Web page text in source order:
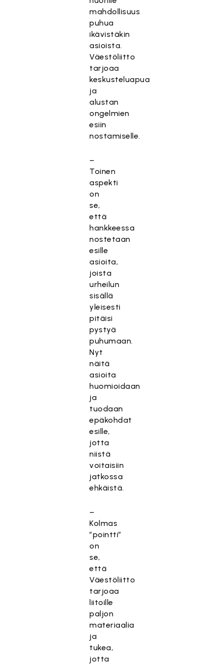
mahdollisuus
puhua
ikävistäkin
asioista.
Väestöliitto
tarjoaa
keskusteluapua
ja
alustan
ongelmien
esiin
nostamiselle.
–
Toinen
aspekti
on
se,
että
hankkeessa
nostetaan
esille
asioita,
joista
urheilun
sisällä
yleisesti
pitäisi
pystyä
puhumaan.
Nyt
näitä
asioita
huomioidaan
ja
tuodaan
epäkohdat
esille,
jotta
niistä
voitaisiin
jatkossa
ehkäistä.
–
Kolmas
”pointti”
on
se,
että
Väestöliitto
tarjoaa
liitoille
paljon
materiaalia
ja
tukea,
jotta